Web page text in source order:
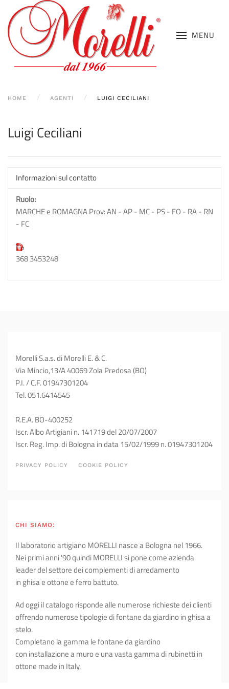
MENU
HOME AGENTI LUIGI CECILIANI
Luigi Ceciliani
Informazioni sul contatto
Ruolo:
MARCHE e ROMAGNA Prov: AN - AP - MC - PS - FO - RA - RN
- FC
368 3453248
Morelli S.a.s. di Morelli E. & C.
Via Mincio,13/A 40069 Zola Predosa (BO)
P.I. / C.F. 01947301204
Tel. 051.6414545
R.E.A. BO-400252
Iscr. Albo Artigiani n. 141719 del 20/07/2007
Iscr. Reg. Imp. di Bologna in data 15/02/1999 n. 01947301204
PRIVACY POLICY COOKIE POLICY
CHI SIAMO:
Il laboratorio artigiano MORELLI nasce a Bologna nel 1966.
Nei primi anni '90 quindi MORELLI si pone come azienda
leader del settore dei complementi di arredamento
in ghisa e ottone e ferro battuto.
Ad oggi il catalogo risponde alle numerose richieste dei clienti
offrendo numerose tipologie di fontane da giardino in ghisa a
stelo.
Completano la gamma le fontane da giardino
con installazione a muro e una vasta gamma di rubinetti in
ottone made in Italy.